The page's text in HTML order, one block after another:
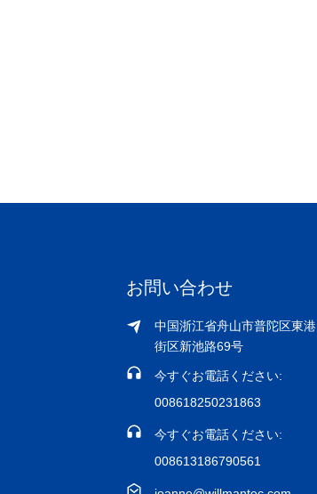
お問い合わせ
中国浙江省舟山市普陀区東港
街区新池路69号
今すぐお電話ください:
008618250231863
今すぐお電話ください:
008613186790561